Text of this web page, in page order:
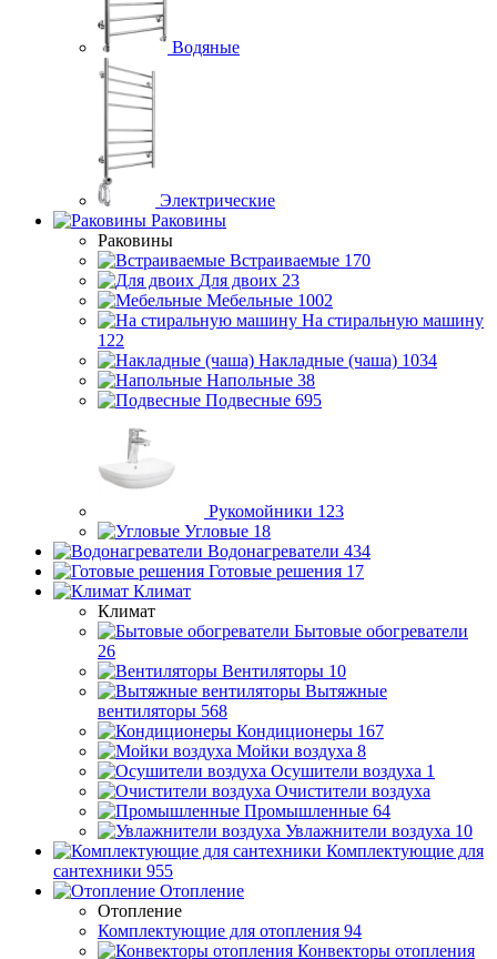
Водяные
Электрические
Раковины
Раковины
Встраиваемые 170
Для двоих 23
Мебельные 1002
На стиральную машину
122
Накладные (чаша) 1034
Напольные 38
Подвесные 695
Рукомойники 123
Угловые 18
Водонагреватели 434
Готовые решения 17
Климат
Климат
Бытовые обогреватели
26
Вентиляторы 10
Вытяжные
вентиляторы 568
Кондиционеры 167
Мойки воздуха 8
Осушители воздуха 1
Очистители воздуха
Промышленные 64
Увлажнители воздуха 10
Комплектующие для
сантехники 955
Отопление
Отопление
Комплектующие для отопления 94
Конвекторы отопления